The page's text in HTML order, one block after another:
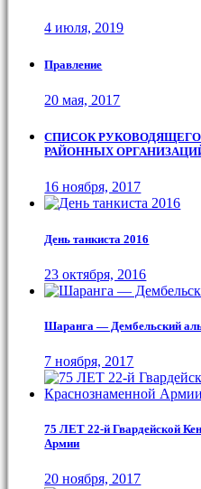
4 июля, 2019
Правление
20 мая, 2017
СПИСОК
РАЙОННЫХ
16 ноября, 2017
День танкиста 2016
23 октября, 2016
Шаранга — Дембельский
7 ноября, 2017
75 ЛЕТ 22-й Гвардейской
Армии
20 ноября, 2017